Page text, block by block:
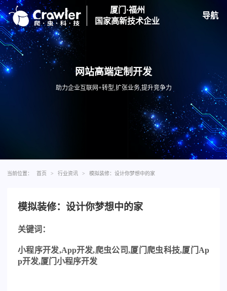
厦门·福州
国家高新技术企业
导航
网站高端定制开发
助力企业互联网+转型,扩张业务,提升竞争力
当前位置： 首页 > 行业资讯 > 模拟装修：设计你梦想中的家
模拟装修：设计你梦想中的家
关键词：
小程序开发,App开发,爬虫公司,厦门爬虫科技,厦门 Ap
p开发,厦门小程序开发